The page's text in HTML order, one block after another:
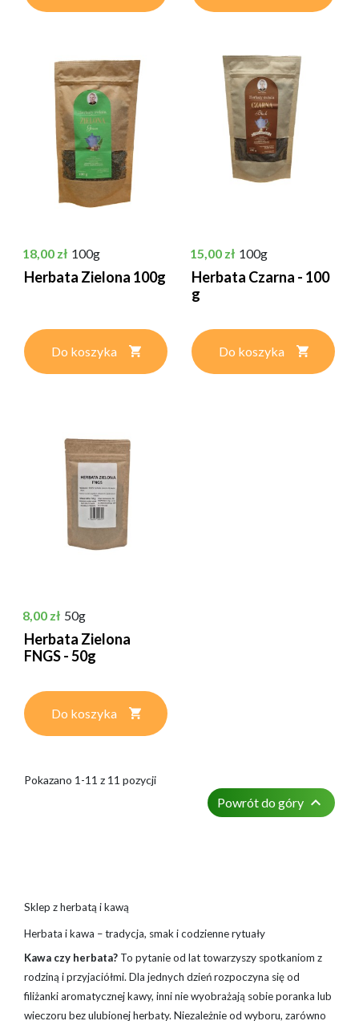
Cena
18,00 zł 100g
Herbata Zielona 100g
Do koszyka
Cena
15,00 zł 100g
Herbata Czarna - 100
g
Do koszyka
Cena
8,00 zł 50g
Herbata Zielona
FNGS - 50g
Do koszyka
Pokazano 1-11 z 11 pozycji
Powrót do góry 
Sklep z herbatą i kawą
Herbata i kawa – tradycja, smak i codzienne rytuały
Kawa czy herbata? To pytanie od lat towarzyszy spotkaniom z
rodziną i przyjaciółmi. Dla jednych dzień rozpoczyna się od
filiżanki aromatycznej kawy, inni nie wyobrażają sobie poranka lub
wieczoru bez ulubionej herbaty. Niezależnie od wyboru, zarówno